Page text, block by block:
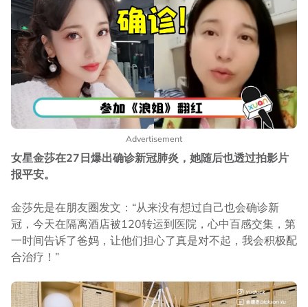
Advertisement
女星金莎在27日爆出确诊新冠肺炎，她随后也透过拍影片
报平安。
金莎先是在朋友圈发文：“从来没有想过自己也会确诊新
冠，今天在隔离酒店被120转运到医院，心中百感交集，第
一时间告诉了爸妈，让他们担心了真是对不起，我会积极配
合治疗！”